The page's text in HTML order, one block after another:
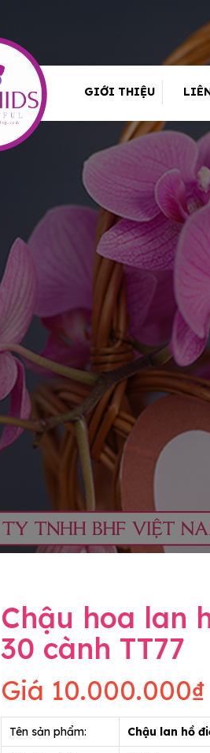
GIỚI THIỆU
Chậu hoa lan
30 cành TT77
Giá 10.000.000₫
Tên sản phẩm: Chậu lan hồ